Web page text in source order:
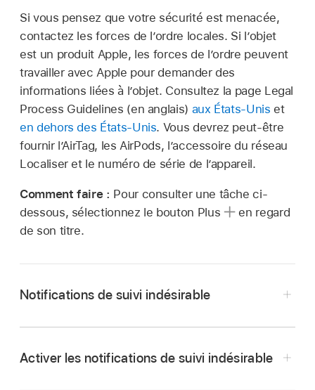
Si vous pensez que votre sécurité est menacée,
contactez les forces de l’ordre locales. Si l’objet
est un produit Apple, les forces de l’ordre peuvent
travailler avec Apple pour demander des
informations liées à l’objet. Consultez la page Legal
Process Guidelines (en anglais) aux États-Unis et
en dehors des États-Unis. Vous devrez peut-être
fournir l’AirTag, les AirPods, l’accessoire du réseau
Localiseret le numéro de série de l’appareil.
Comment faire : Pour consulter une tâche ci-
dessous, sélectionnez le bouton Plus
en regard
de son titre.
Notifications de suivi indésirable
Les notifications de suivi indésirable pour les
Activer les notifications de suivi indésirable